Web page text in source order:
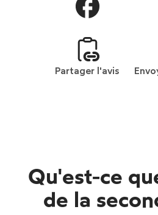
Partager l'avis
Qu'est-ce
de la